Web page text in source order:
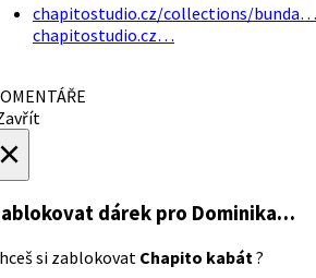
chapitostudio.cz/collections/bunda…
chapitostudio.cz…
dárek pro Dominika…
si zablokovat Chapito kabát ?